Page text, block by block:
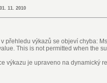
01. 11. 2010
přehledu výkazů se objeví chyba:
This is not permitted when the
výkazu je upraveno na dynamický